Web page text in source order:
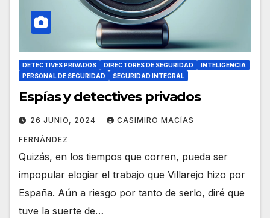
DETECTIVES PRIVADOS DIRECTORES DE SEGURIDAD
INTELIGENCIA
PERSONAL DE SEGURIDAD
SEGURIDAD INTEGRAL
Espías y detectives privados
26 JUNIO, 2024 CASIMIRO MACÍAS
FERNÁNDEZ
Quizás, en los tiempos que corren, pueda ser
impopular elogiar el trabajo que Villarejo hizo por
España. Aún a riesgo por tanto de serlo, diré que
tuve la suerte de…